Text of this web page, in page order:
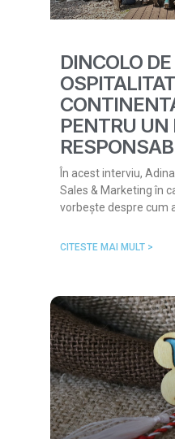
DINCOLO DE
PENTRU UN
În acest interviu,
Sales & Marketing în
vorbește despre cum
CITESTE MAI MULT >